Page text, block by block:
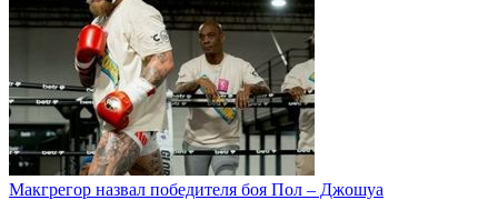
Макгрегор назвал победителя боя Пол – Джошуа